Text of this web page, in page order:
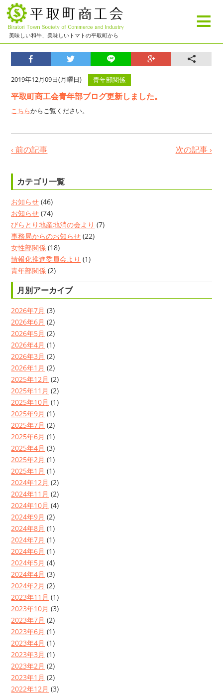
美味しい和牛、美味しいトマトの平取町から ≡
2019年12月09日(月曜日) 青年部関係
平取町商工会青年部ブログ更新しました。
こちらからご覧ください。
‹ 前の記事 次の記事 ›
カテゴリ一覧
お知らせ (46)
お知らせ (74)
びらとり地産地消の会より (7)
事務局からのお知らせ (22)
女性部関係 (18)
情報化推進委員会より (1)
青年部関係 (2)
月別アーカイブ
2026年7月 (3)
2026年6月 (2)
2026年5月 (2)
2026年4月 (1)
2026年3月 (2)
2026年1月 (2)
2025年12月 (2)
2025年11月 (2)
2025年10月 (1)
2025年9月 (1)
2025年7月 (2)
2025年6月 (1)
2025年4月 (3)
2025年2月 (1)
2025年1月 (1)
2024年12月 (2)
2024年11月 (2)
2024年10月 (4)
2024年9月 (2)
2024年8月 (1)
2024年7月 (1)
2024年6月 (1)
2024年5月 (4)
2024年4月 (3)
2024年2月 (2)
2023年11月 (1)
2023年10月 (3)
2023年7月 (2)
2023年6月 (1)
2023年4月 (1)
2023年3月 (1)
2023年2月 (2)
2023年1月 (2)
2022年12月 (3)